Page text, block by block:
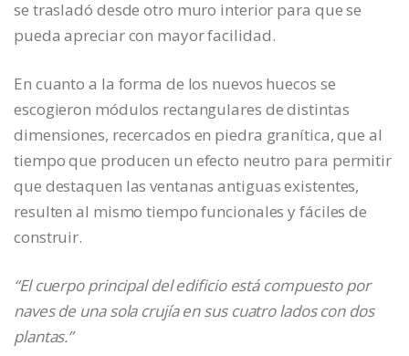
se trasladó desde otro muro interior para que se
pueda apreciar con mayor facilidad.
En cuanto a la forma de los nuevos huecos se
escogieron módulos rectangulares de distintas
dimensiones, recercados en piedra granítica, que al
tiempo que producen un efecto neutro para permitir
que destaquen las ventanas antiguas existentes,
resulten al mismo tiempo funcionales y fáciles de
construir.
“El cuerpo principal del edificio está compuesto por
naves de una sola crujía en sus cuatro lados con dos
plantas.”